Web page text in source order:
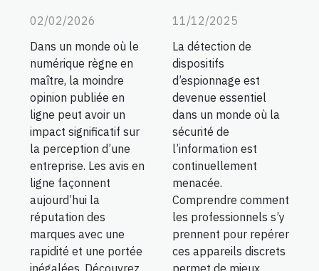
02/02/2026
Dans un monde où le
numérique règne en
maître, la moindre
opinion publiée en
ligne peut avoir un
impact significatif sur
la perception d’une
entreprise. Les avis en
ligne façonnent
aujourd’hui la
réputation des
marques avec une
rapidité et une portée
11/12/2025
La détection de
dispositifs
d’espionnage est
devenue essentiel
dans un monde où la
sécurité de
l’information est
continuellement
menacée.
Comprendre comment
les professionnels s’y
prennent pour repérer
ces appareils discrets